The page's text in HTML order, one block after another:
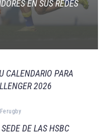
EN SUS REDES
CALENDARIO PARA
2026
Ferugby
DE LAS HSBC